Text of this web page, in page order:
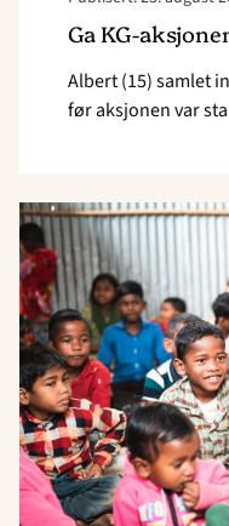
Ga KG-
Albert (15) samlet
før aksjonen var